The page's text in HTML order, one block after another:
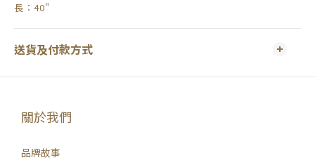
長：40"
送貨及付款方式
關於我們
品牌故事